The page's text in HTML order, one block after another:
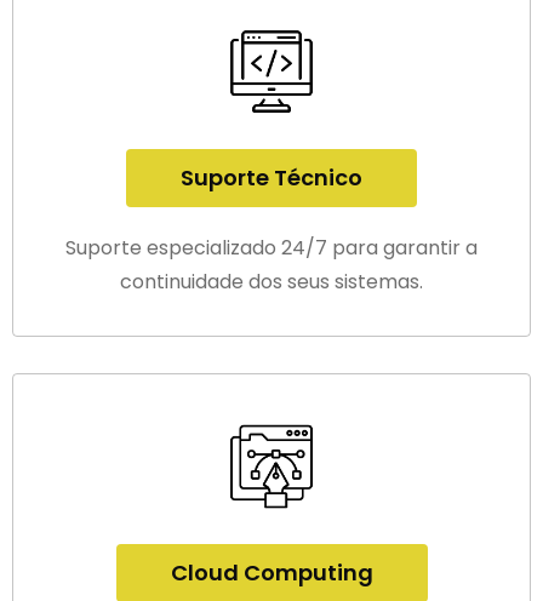
Suporte Técnico
Suporte especializado 24/7 para garantir a
continuidade dos seus sistemas.
Cloud Computing